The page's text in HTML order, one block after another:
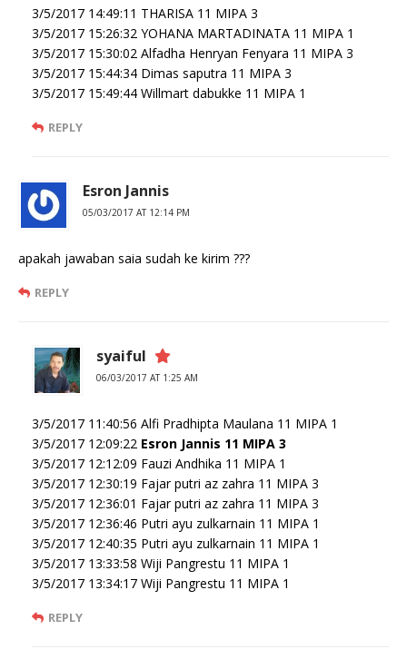
3/5/2017 14:49:11 THARISA 11 MIPA 3
3/5/2017 15:26:32 YOHANA MARTADINATA 11 MIPA 1
3/5/2017 15:30:02 Alfadha Henryan Fenyara 11 MIPA 3
3/5/2017 15:44:34 Dimas saputra 11 MIPA 3
3/5/2017 15:49:44 Willmart dabukke 11 MIPA 1
REPLY
Esron Jannis
05/03/2017 AT 12:14 PM
apakah jawaban saia sudah ke kirim ???
REPLY
syaiful
06/03/2017 AT 1:25 AM
3/5/2017 11:40:56 Alfi Pradhipta Maulana 11 MIPA 1
3/5/2017 12:09:22 Esron Jannis 11 MIPA 3
3/5/2017 12:12:09 Fauzi Andhika 11 MIPA 1
3/5/2017 12:30:19 Fajar putri az zahra 11 MIPA 3
3/5/2017 12:36:01 Fajar putri az zahra 11 MIPA 3
3/5/2017 12:36:46 Putri ayu zulkarnain 11 MIPA 1
3/5/2017 12:40:35 Putri ayu zulkarnain 11 MIPA 1
3/5/2017 13:33:58 Wiji Pangrestu 11 MIPA 1
3/5/2017 13:34:17 Wiji Pangrestu 11 MIPA 1
REPLY